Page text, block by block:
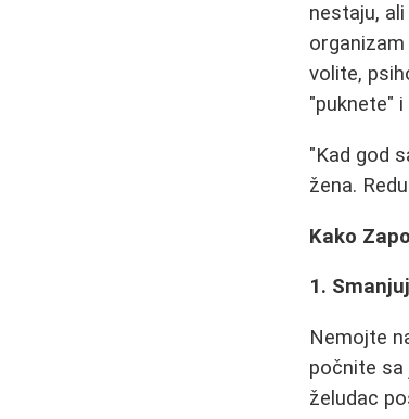
nestaju,
volite,
"puknete"
"Kad god
žena.
Kako
1.
Nemojte
počnite sa
želudac